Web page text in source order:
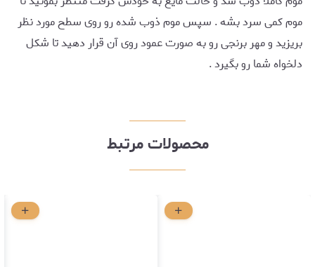
موم کمی سرد بشه . سپس موم ذوب شده رو روی سطح مورد نظر
بریزید و مهر برنجی رو به صورت عمود روی آن قرار دهید تا شکل
دلخواه شما رو بگیرد .
محصولات مرتبط